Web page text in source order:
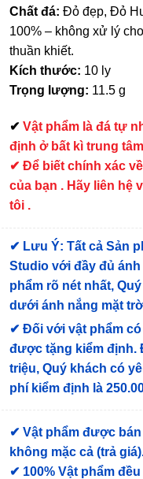
Chất đá: Đỏ đẹp, Đỏ
100% – không xử lý
thuần khiết.
Kích thước: 10 ly
Trọng lượng: 11.5 g
✔ Vật phẩm là đá tự
định ở bất kì trung
✔ Để biết chính xác
của bạn . Hãy liên hệ
tôi .
✔ Lưu Ý: Tất cả Sản
Studio với đầy đủ
phẩm rõ nét nhất,
dưới ánh nắng mặt
✔ Đối với vật phẩm
được tặng kiểm định.
triệu, Quý khách có
phí kiểm định là
✔ Vật phẩm được
không mặc cả (trả
✔ 100% Vật phẩm